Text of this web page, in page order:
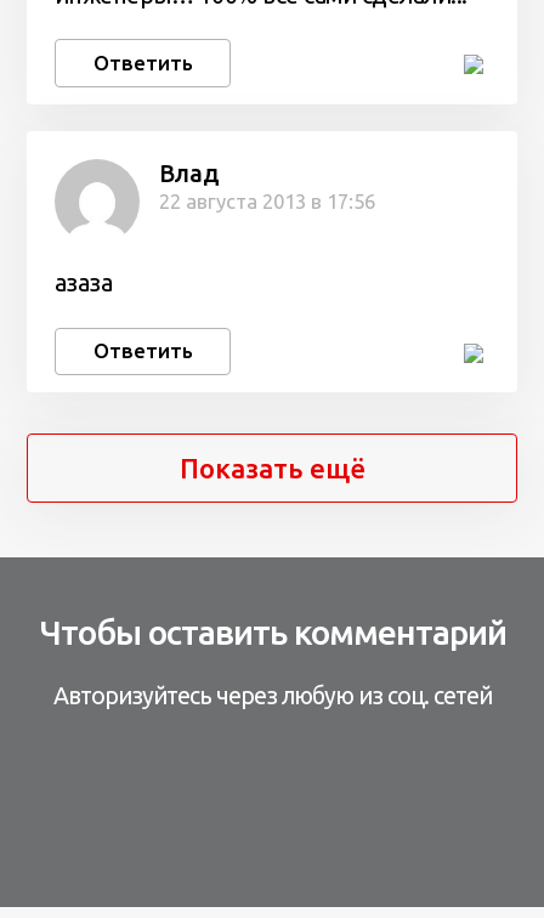
Ответить
Влад
22 августа 2013 в 17:56
азаза
Ответить
Показать ещё
Чтобы оставить комментарий
Авторизуйтесь через любую из соц. сетей